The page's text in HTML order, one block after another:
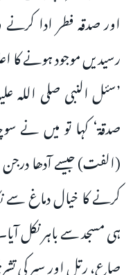
اور صدقہ فطر ادا
رسیدیں موجود ہونے کا
’سئل النبی صلی اللہ
صدقۃ‘ کہا‌ تو میں نے
(الفت) جیسے آدھا
کرنے کا خیال دماغ سے
ہی مسجد سے باہر نکل
صاع، رتل اور سیر کی